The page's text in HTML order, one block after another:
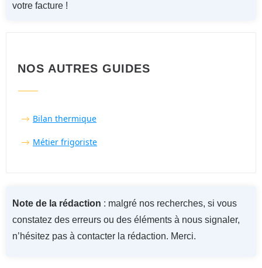
votre facture !
NOS AUTRES GUIDES
Bilan thermique
Métier frigoriste
Note de la rédaction : malgré nos recherches, si vous
constatez des erreurs ou des éléments à nous signaler,
n’hésitez pas à contacter la rédaction. Merci.